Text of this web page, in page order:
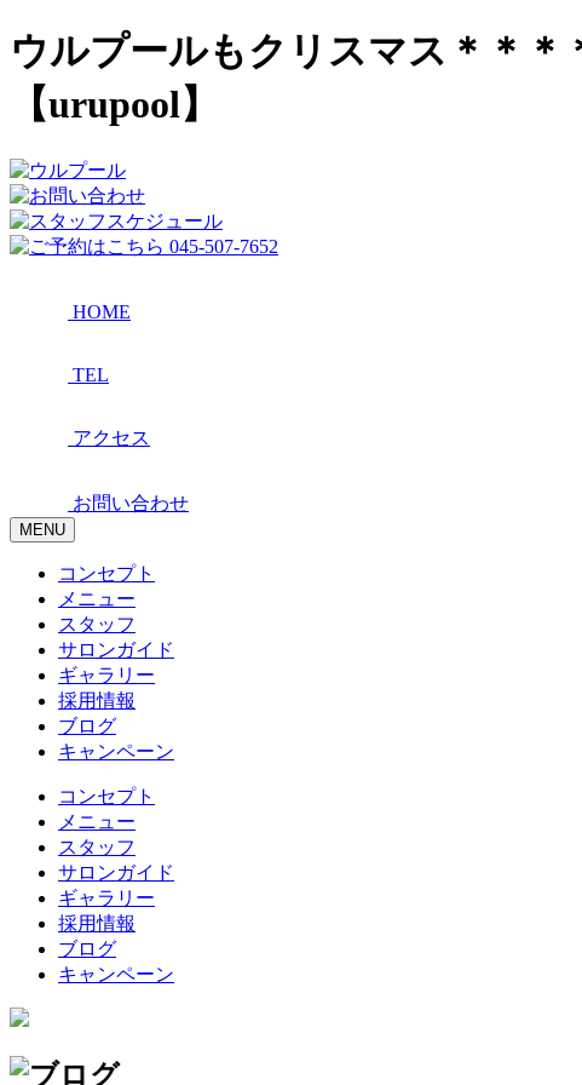
ウルプールもクリスマス＊＊
【urupool】
HOME
TEL
アクセス
お問い合わせ
MENU
コンセプト
メニュー
スタッフ
サロンガイド
ギャラリー
採用情報
ブログ
キャンペーン
コンセプト
メニュー
スタッフ
サロンガイド
ギャラリー
採用情報
ブログ
キャンペーン